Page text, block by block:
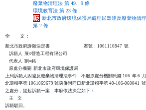
廢棄物清理法 第 49、9 條
環境教育法 第 23 條
新北市政府環境保護局處理民眾違反廢棄物清
第 2 條
全
文：
新北市政府訴願決定書                                  案號：1061110847  號
    訴願人  展○營造工程有限公司
    代表人  劉○銘
    原處分機關  新北市政府環境保護局
上列訴願人因違反廢棄物清理法事件，不服原處分機關民國 106  年 6
北環稽字第 1061069679 號函併附同日新北環稽字第 40-106-060041
之處分，提起訴願一案，本府依法決定如下：
    主    文
訴願駁回。